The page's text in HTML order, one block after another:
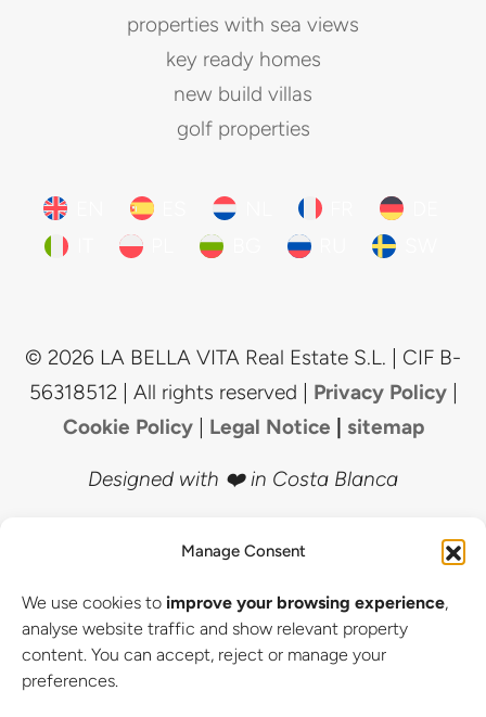
Manage Consent
We use cookies to improve your browsing experience,
analyse website traffic and show relevant property
content. You can accept, reject or manage your
preferences.
properties with sea views
key ready homes
new build villas
golf properties
© 2026 LA BELLA VITA Real Estate S.L. | CIF B-
56318512 | All rights reserved | Privacy Policy|
Cookie Policy| Legal Notice | sitemap
Designed with ❤️ in Costa Blanca